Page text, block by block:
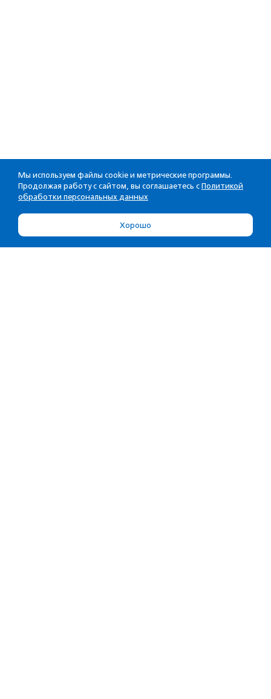
Мы используем файлы cookie и метрические программы.
Продолжая работу с сайтом, вы соглашаетесь с Политикой
обработки персональных данных
Хорошо